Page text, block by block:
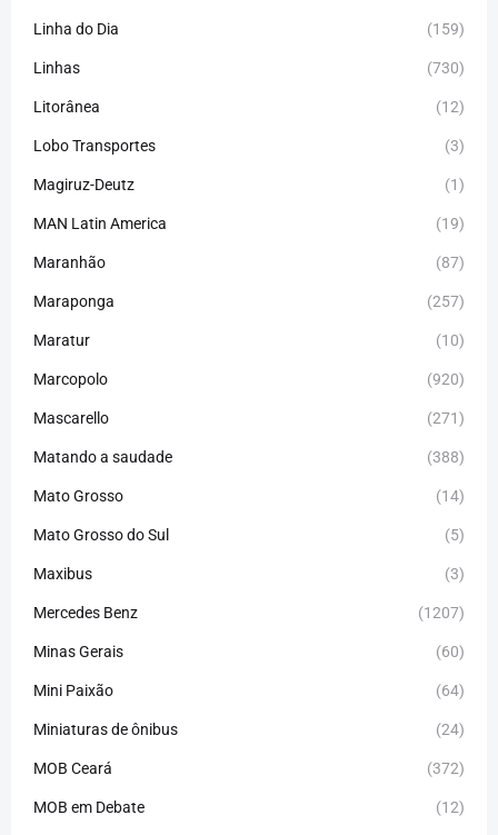
Linha do Dia (159)
Linhas (730)
Litorânea (12)
Lobo Transportes (3)
Magiruz-Deutz (1)
MAN Latin America (19)
Maranhão (87)
Maraponga (257)
Maratur (10)
Marcopolo (920)
Mascarello (271)
Matando a saudade (388)
Mato Grosso (14)
Mato Grosso do Sul (5)
Maxibus (3)
Mercedes Benz (1207)
Minas Gerais (60)
Mini Paixão (64)
Miniaturas de ônibus (24)
MOB Ceará (372)
MOB em Debate (12)